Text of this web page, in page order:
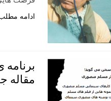
ادامه
مقاله